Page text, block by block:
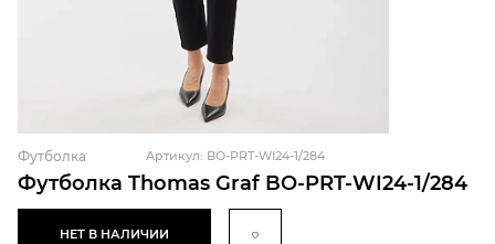
Футболка Thomas Graf BO-PRT-WI24-1/284
Футболка Артикул: BO-PRT-WI24-1/284
НЕТ В НАЛИЧИИ